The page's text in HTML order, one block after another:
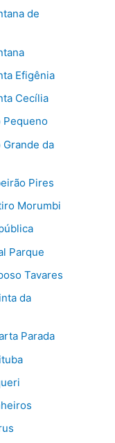
de
Efigênia
Cecília
Pequeno
da
Pires
Morumbi
Parque
Tavares
da
Parada